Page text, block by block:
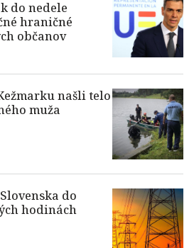
do nedele
hraničné
občanov
našli telo
muža
do
hodinách